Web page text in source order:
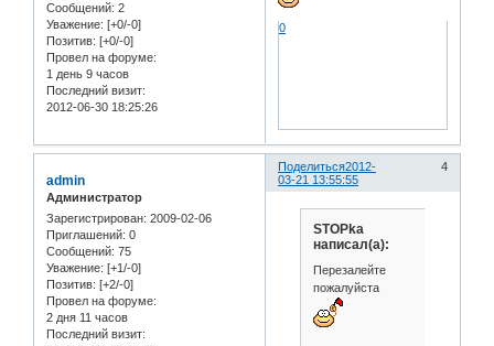
Сообщений: 2
Уважение: [+0/-0]
Позитив: [+0/-0]
Провел на форуме:
1 день 9 часов
Последний визит:
2012-06-30 18:25:26
0
Поделиться 4
2012-
03-21 13:55:55
admin
Администратор
Зарегистрирован: 2009-02-06
Приглашений: 0
Сообщений: 75
Уважение: [+1/-0]
Позитив: [+2/-0]
Провел на форуме:
2 дня 11 часов
Последний визит:
STOPka
написал(а):
Перезалейте
пожалуйста